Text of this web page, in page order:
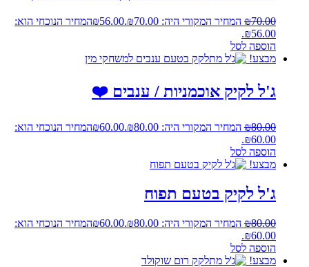
₪70.00 המחיר המקורי היה: ₪70.00. ₪56.00
המחיר הנוכחי הוא:
₪56.00.
הוספה לסל
מבצע!
ג'ל לקיק אוכמניות / ענבים ❤️
₪80.00 המחיר המקורי היה: ₪80.00. ₪60.00
המחיר הנוכחי הוא:
₪60.00.
הוספה לסל
מבצע!
ג'ל לקיק בטעם תפוח
₪80.00 המחיר המקורי היה: ₪80.00. ₪60.00
המחיר הנוכחי הוא:
₪60.00.
הוספה לסל
מבצע!